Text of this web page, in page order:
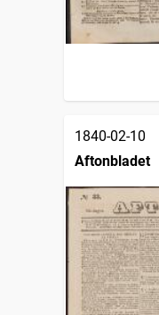
1840-02-10
Aftonbladet